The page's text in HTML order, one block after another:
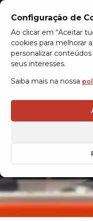
Configuração de
Ao clicar em “Aceitar
cookies para melhorar
personalizar
seus interesses.
Saiba mais na nossa